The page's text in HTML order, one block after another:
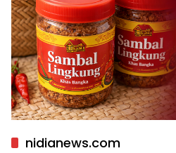
nidianews.com